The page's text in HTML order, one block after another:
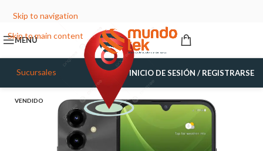
Skip to navigation
Skip to main content
MENÚ
Sucursales INICIO DE SESIÓN / REGISTRARSE
VENDIDO